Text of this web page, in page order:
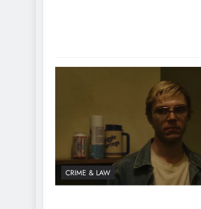
CRIME & LAW